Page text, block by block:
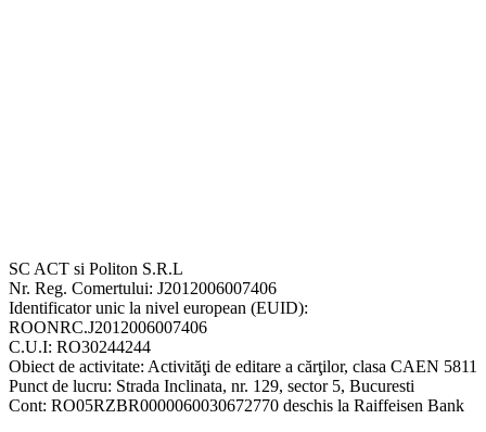
SC ACT si Politon S.R.L
Nr. Reg. Comertului: J2012006007406
Identificator unic la nivel european (EUID):
ROONRC.J2012006007406
C.U.I: RO30244244
Obiect de activitate: Activităţi de editare a cărţilor, clasa CAEN 5811
Punct de lucru: Strada Inclinata, nr. 129, sector 5, Bucuresti
Cont: RO05RZBR0000060030672770 deschis la Raiffeisen Bank